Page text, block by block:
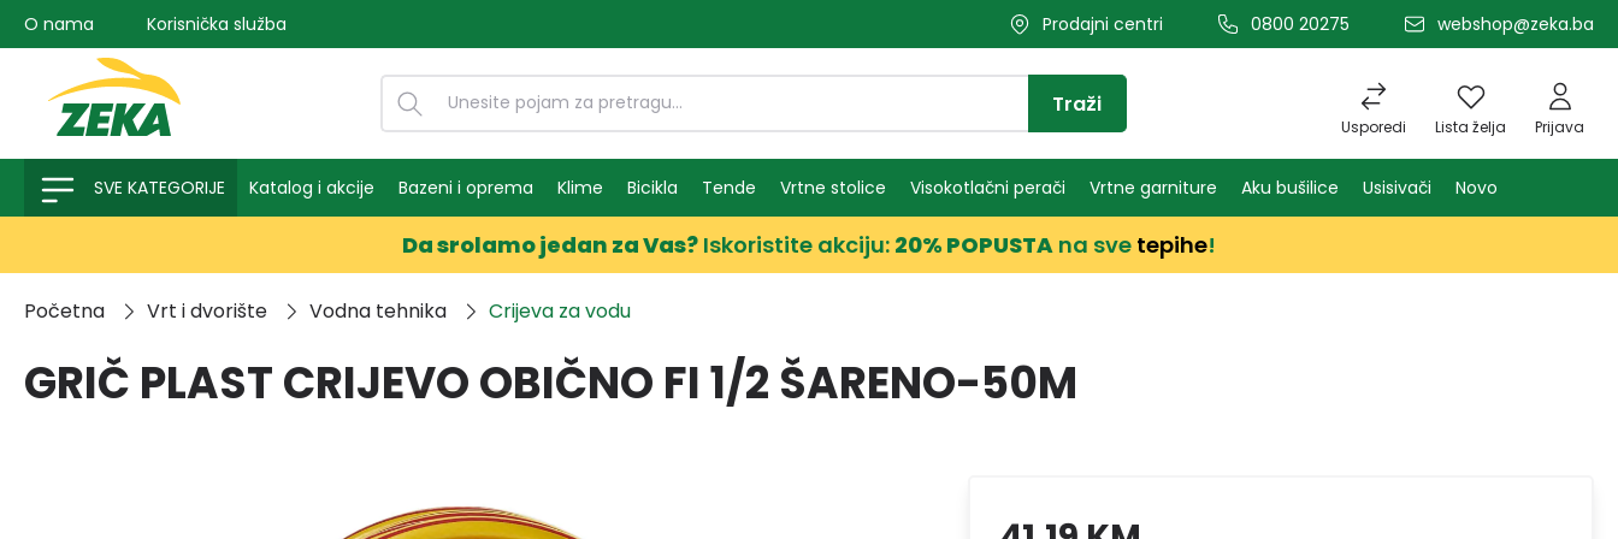
pretragu Preskoči na glavnu navigaciju
O nama Korisnička služba Prodajni centri 0800 20275 webshop@zeka.ba
Usporedi Lista želja Prijava
Traži
SVE KATEGORIJE Katalog i akcije Bazeni i oprema Klime Bicikla Tende Vrtne stolice Visokotlačni perači Vrtne garniture Aku bušilice Usisivači Novo
Da srolamo jedan za Vas? Iskoristite akciju: 20% POPUSTA na sve tepihe!
Početna Vrt i dvorište Vodna tehnika Crijeva za vodu
GRIČ PLAST CRIJEVO OBIČNO FI 1/2 ŠARENO-50M